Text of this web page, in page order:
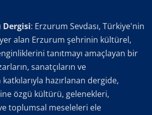
Dergisi: Erzurum Sevdası, Türkiye'nin
alan Erzurum şehrinin kültürel,
tanıtmayı amaçlayan bir
sanatçıların ve
hazırlanan dergide,
özgü kültürü, gelenekleri,
toplumsal meseleleri ele